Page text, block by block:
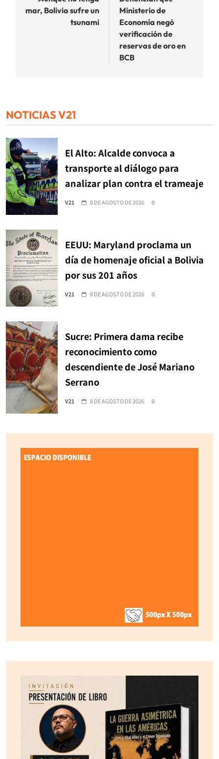
entradas
mar, Bolivia sufre un
tsunami
Ministerio de
Economía negó
verificación de
reservas de oro en
BCB
NOTICIAS V21
El Alto: Alcalde convoca a
transporte al diálogo para
analizar plan contra el trameaje
V21 8 DE AGOSTO DE 2026 0
EEUU: Maryland proclama un
día de homenaje oficial a Bolivia
por sus 201 años
V21 8 DE AGOSTO DE 2026 0
Sucre: Primera dama recibe
reconocimiento como
descendiente de José Mariano
Serrano
V21 8 DE AGOSTO DE 2026 0